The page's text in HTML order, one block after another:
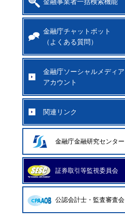
金融庁チャットボット
（よくある質問）
金融庁ソーシャルメディア
アカウント
関連リンク
金融庁金融研究センター
証券取引等監視委員会
公認会計士・監査審査会